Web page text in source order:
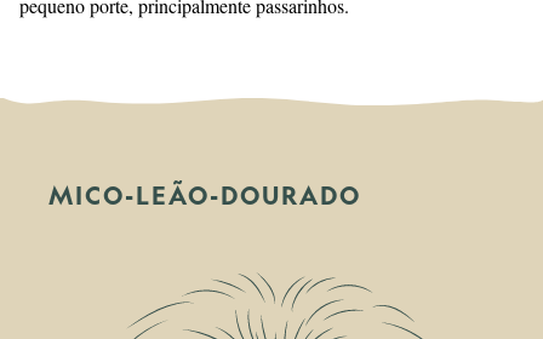
pequeno porte, principalmente passarinhos.
MICO-LEÃO-DOURADO